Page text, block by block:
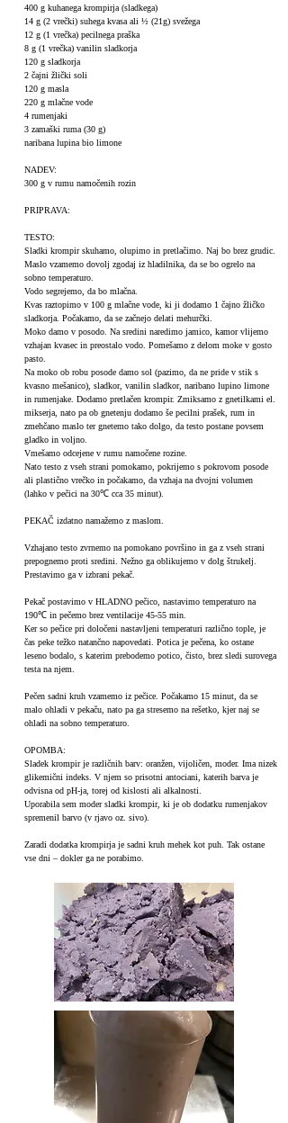
400 g kuhanega krompirja (sladkega)
14 g (2 vrečki) suhega kvasa ali ½ (21g) svežega
12 g (1 vrečka) pecilnega praška
8 g (1 vrečka) vanilin sladkorja
120 g sladkorja
2 čajni žlički soli
120 g masla
220 g mlačne vode
4 rumenjaki
3 zamaški ruma (30 g)
naribana lupina bio limone
NADEV:
300 g v rumu namočenih rozin
PRIPRAVA:
TESTO:
Sladki krompir skuhamo, olupimo in pretlačimo. Naj bo brez grudic.
Maslo vzamemo dovolj zgodaj iz hladilnika, da se bo ogrelo na
sobno temperaturo.
Vodo segrejemo, da bo mlačna.
Kvas raztopimo v 100 g mlačne vode, ki ji dodamo 1 čajno žličko
sladkorja. Počakamo, da se začnejo delati mehurčki.
Moko damo v posodo. Na sredini naredimo jamico, kamor vlijemo
vzhajan kvasec in preostalo vodo. Pomešamo z delom moke v gosto
pasto.
Na moko ob robu posode damo sol (pazimo, da ne pride v stik s
kvasno mešanico), sladkor, vanilin sladkor, naribano lupino limone
in rumenjake. Dodamo pretlačen krompir. Zmiksamo z gnetilkami el.
mikserja, nato pa ob gnetenju dodamo še pecilni prašek, rum in
zmehčano maslo ter gnetemo tako dolgo, da testo postane povsem
gladko in voljno.
Vmešamo odcejene v rumu namočene rozine.
Nato testo z vseh strani pomokamo, pokrijemo s pokrovom posode
ali plastično vrečko in počakamo, da vzhaja na dvojni volumen
(lahko v pečici na 30℃ cca 35 minut).
PEKAČ izdatno namažemo z maslom.
Vzhajano testo zvrnemo na pomokano površino in ga z vseh strani
prepognemo proti sredini. Nežno ga oblikujemo v dolg štrukelj.
Prestavimo ga v izbrani pekač.
Pekač postavimo v HLADNO pečico, nastavimo temperaturo na
190℃ in pečemo brez ventilacije 45-55 min.
Ker so pečice pri določeni nastavljeni temperaturi različno tople, je
čas peke težko natančno napovedati. Potica je pečena, ko ostane
leseno bodalo, s katerim prebodemo potico, čisto, brez sledi surovega
testa na njem.
Pečen sadni kruh vzamemo iz pečice. Počakamo 15 minut, da se
malo ohladi v pekaču, nato pa ga stresemo na rešetko, kjer naj se
ohladi na sobno temperaturo.
OPOMBA:
Sladek krompir je različnih barv: oranžen, vijoličen, moder. Ima nizek
glikemični indeks. V njem so prisotni antociani, katerih barva je
odvisna od pH-ja, torej od kislosti ali alkalnosti.
Uporabila sem moder sladki krompir, ki je ob dodatku rumenjakov
spremenil barvo (v rjavo oz. sivo).
Zaradi dodatka krompirja je sadni kruh mehek kot puh. Tak ostane
vse dni – dokler ga ne porabimo.